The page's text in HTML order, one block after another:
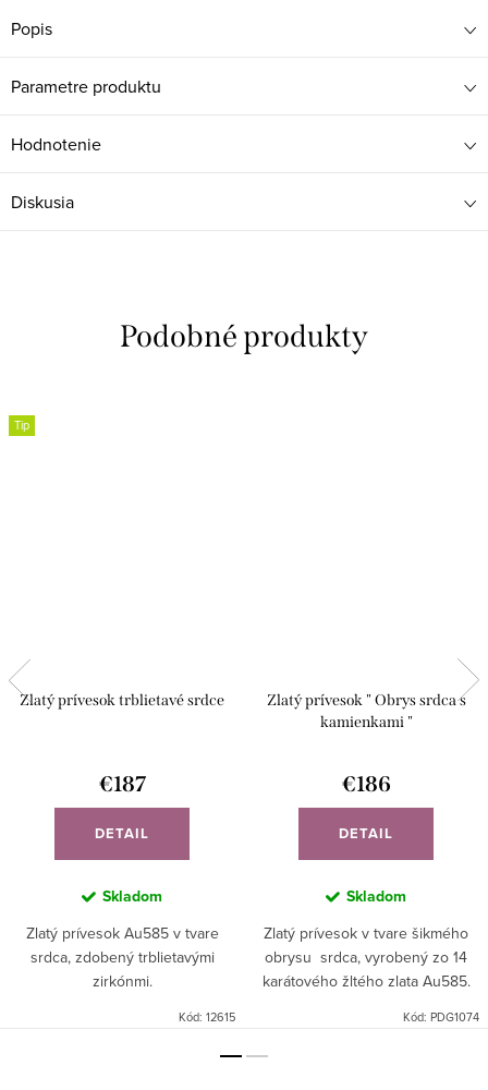
Popis
Parametre produktu
Hodnotenie
Diskusia
Tip
Zlatý prívesok trblietavé srdce
€187
DETAIL
Skladom
Zlatý prívesok Au585 v tvare
srdca, zdobený trblietavými
zirkónmi.
Kód: 12615
Zlatý prívesok " Obrys srdca s
kamienkami "
€186
DETAIL
Skladom
Zlatý prívesok v tvare šikmého
obrysu srdca, vyrobený zo 14
karátového žltého zlata Au585.
Kód: PDG1074